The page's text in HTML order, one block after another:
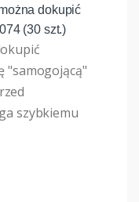
dokupić
(30 szt.)
"samogojącą"
szybkiemu